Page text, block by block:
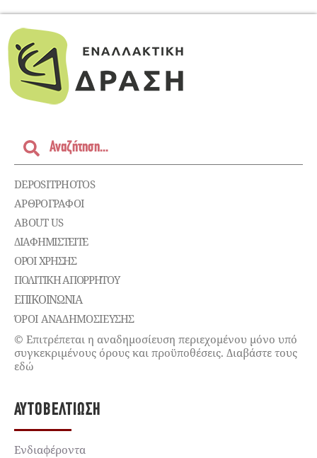
DEPOSITPHOTOS
ΑΡΘΡΟΓΡΑΦΟΙ
ABOUT US
ΔΙΑΦΗΜΙΣΤΕΊΤΕ
ΌΡΟΙ ΧΡΉΣΗΣ
ΠΟΛΙΤΙΚΉ ΑΠΟΡΡΉΤΟΥ
ΕΠΙΚΟΙΝΩΝΊΑ
ΌΡΟΙ ΑΝΑΔΗΜΟΣΙΕΥΣΗΣ
© Επιτρέπεται η αναδημοσίευση περιεχομένου μόνο υπό
συγκεκριμένους όρους και προϋποθέσεις. Διαβάστε τους
εδώ
ΑΥΤΟΒΕΛΤΊΩΣΗ
Ενδιαφέροντα